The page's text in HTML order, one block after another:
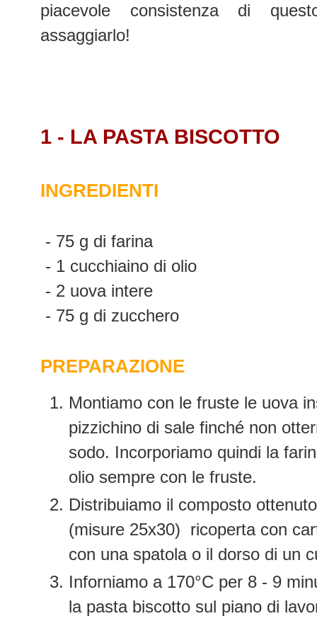
piacevole consistenza di
assaggiarlo!
1 - LA PASTA BISCOTTO
INGREDIENTI
- 75 g di farina
- 1 cucchiaino di olio
- 2 uova intere
- 75 g di zucchero
PREPARAZIONE
Montiamo con le fruste le uova
pizzichino di sale finché non
sodo. Incorporiamo quindi la
olio sempre con le fruste.
Distribuiamo il composto
(misure 25x30) ricoperta con
con una spatola o il dorso di un
Inforniamo a 170°C per 8 - 9
la pasta biscotto sul piano di